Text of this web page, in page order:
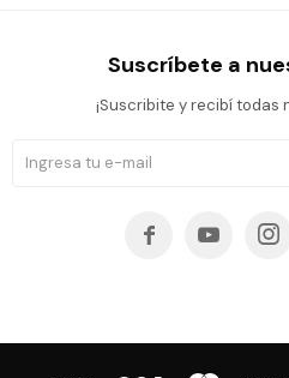
Suscríbete a
¡Suscribite y recibí todas
  